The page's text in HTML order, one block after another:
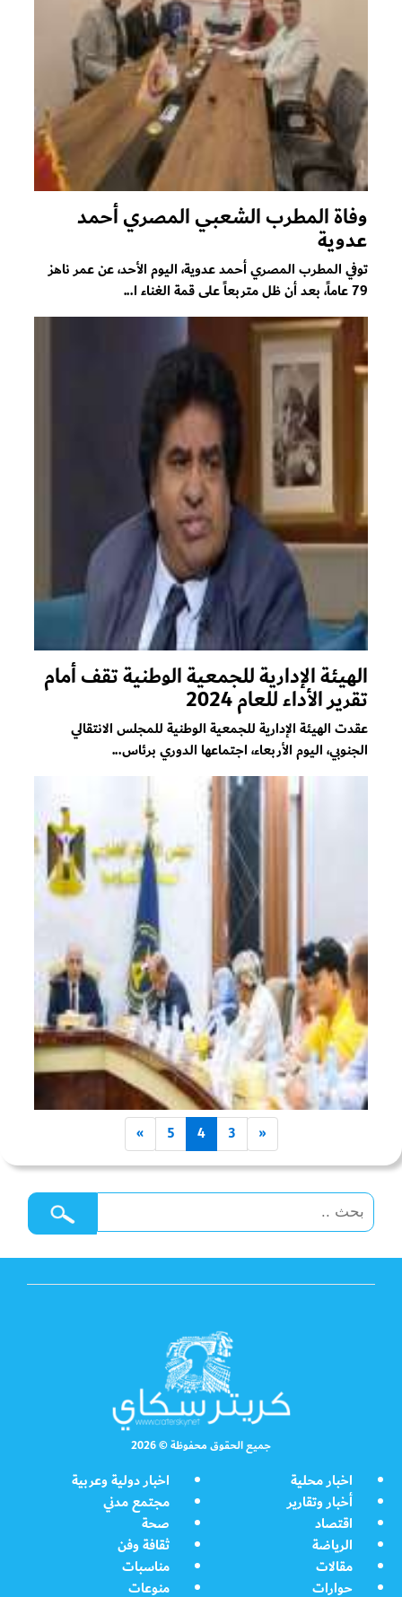
وفاة المطرب الشعبي المصري أحمد
عدوية
توفي المطرب المصري أحمد عدوية، اليوم الأحد، عن عمر ناهز
79 عاماً، بعد أن ظل متربعاً على قمة الغناء ا...
الهيئة الإدارية للجمعية الوطنية تقف أمام
تقرير الأداء للعام 2024
عقدت الهيئة الإدارية للجمعية الوطنية للمجلس الانتقالي
الجنوبي، اليوم الأربعاء، اجتماعها الدوري برئاس...
«
3
4
5
»
جميع الحقوق محفوظة © 2026
اخبار محلية
اخبار دولية وعربية
أخبار وتقارير
مجتمع مدني
اقتصاد
صحة
الرياضة
ثقافة وفن
مقالات
مناسبات
حوارات
منوعات